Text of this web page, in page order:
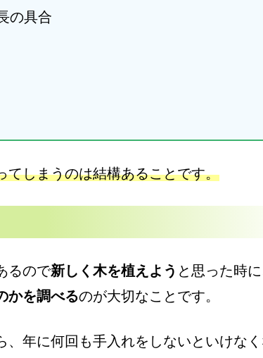
の具合
てしまうのは結構あることです。
るので新しく木を植えよう と思った時
かを調べるのが大切なことです。
年に何回も手入れをしないといけなく